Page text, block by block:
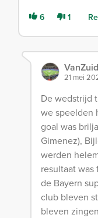
6 1
VanZuid
21 mei
De wedstrijd
we speelden
goal was
Gimenez),
werden
resultaat
de Bayern
club bleven
bleven